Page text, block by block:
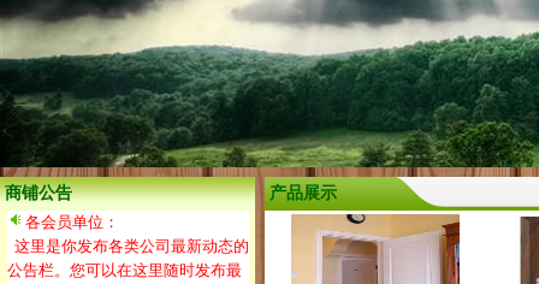
商铺公告
各会员单位：
这里是你发布各类公司最新动态的
公告栏。您可以在这里随时发布最
产品展示